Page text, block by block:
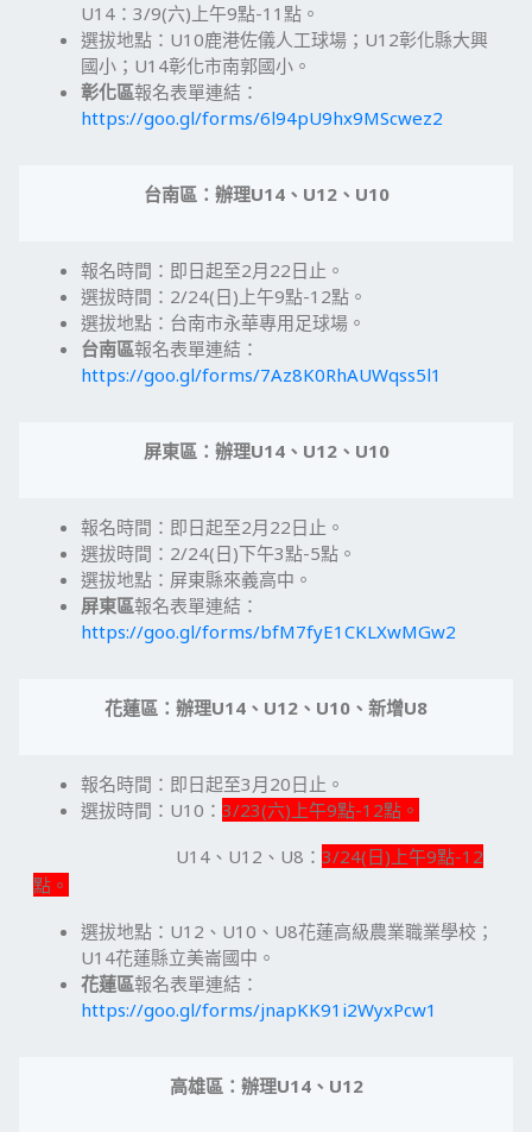
U14：3/9(六)上午9點-11點。
選拔地點：U10鹿港佐儀人工球場；U12彰化縣大興
國小；U14彰化市南郭國小。
彰化區報名表單連結：
https://goo.gl/forms/6l94pU9hx9MScwez2
台南區：辦理U14、 U12、 U10
報名時間：即日起至2月22日止。
選拔時間：2/24(日)上午9點-12點。
選拔地點：台南市永華專用足球場。
台南區報名表單連結：
https://goo.gl/forms/7Az8K0RhAUWqss5l1
屏東區：辦理U14、 U12、 U10
報名時間：即日起至2月22日止。
選拔時間：2/24(日)下午3點-5點。
選拔地點：屏東縣來義高中。
屏東區報名表單連結：
https://goo.gl/forms/bfM7fyE1CKLXwMGw2
花蓮區：辦理U14 、 U12 、 U10、新增U8
報名時間：即日起至3月20日止。
選拔時間：U10： 3/23(六)上午9點-12點。
U14、U12、U8： 3/24(日)上午9點-12
點。
選拔地點：U12、U10、U8花蓮高級農業職業學校；
U14花蓮縣立美崙國中。
花蓮區報名表單連結：
https://goo.gl/forms/jnapKK91i2WyxPcw1
高雄區：辦理U14、 U12